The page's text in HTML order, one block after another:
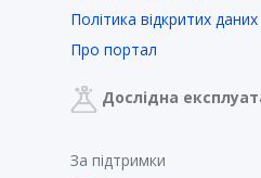
Політика відкритих даних
Про портал
Дослідна
За підтримки